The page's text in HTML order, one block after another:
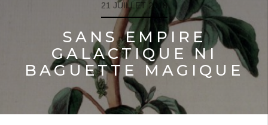
21 JUILLET 2018
SANS EMPIRE
GALACTIQUE NI
BAGUETTE MAGIQUE